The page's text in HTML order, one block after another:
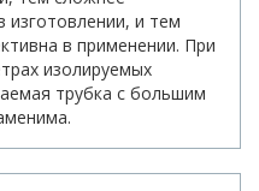
изготовлении, и тем
в применении. При
изолируемых
трубка с большим